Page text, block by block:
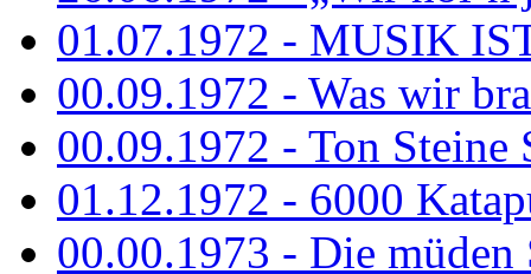
01.07.1972 - MUSIK
00.09.1972 - Was wir
00.09.1972 - Ton Steine
01.12.1972 - 6000
00.00.1973 - Die müden